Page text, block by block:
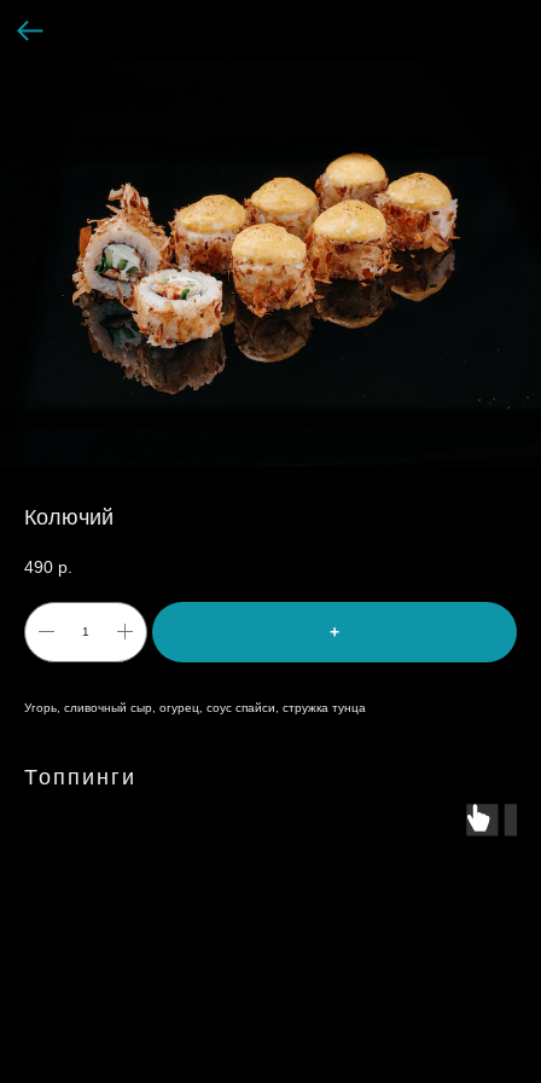
Колючий
490 р.
+
Угорь, сливочный сыр, огурец, соус спайси, стружка тунца
Топпинги